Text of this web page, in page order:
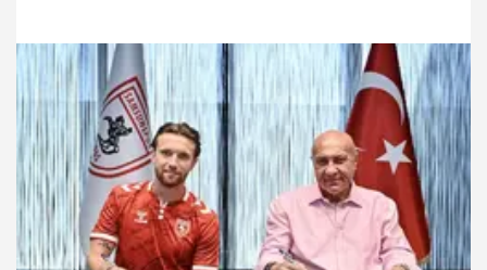
21.07.2026 Samsun